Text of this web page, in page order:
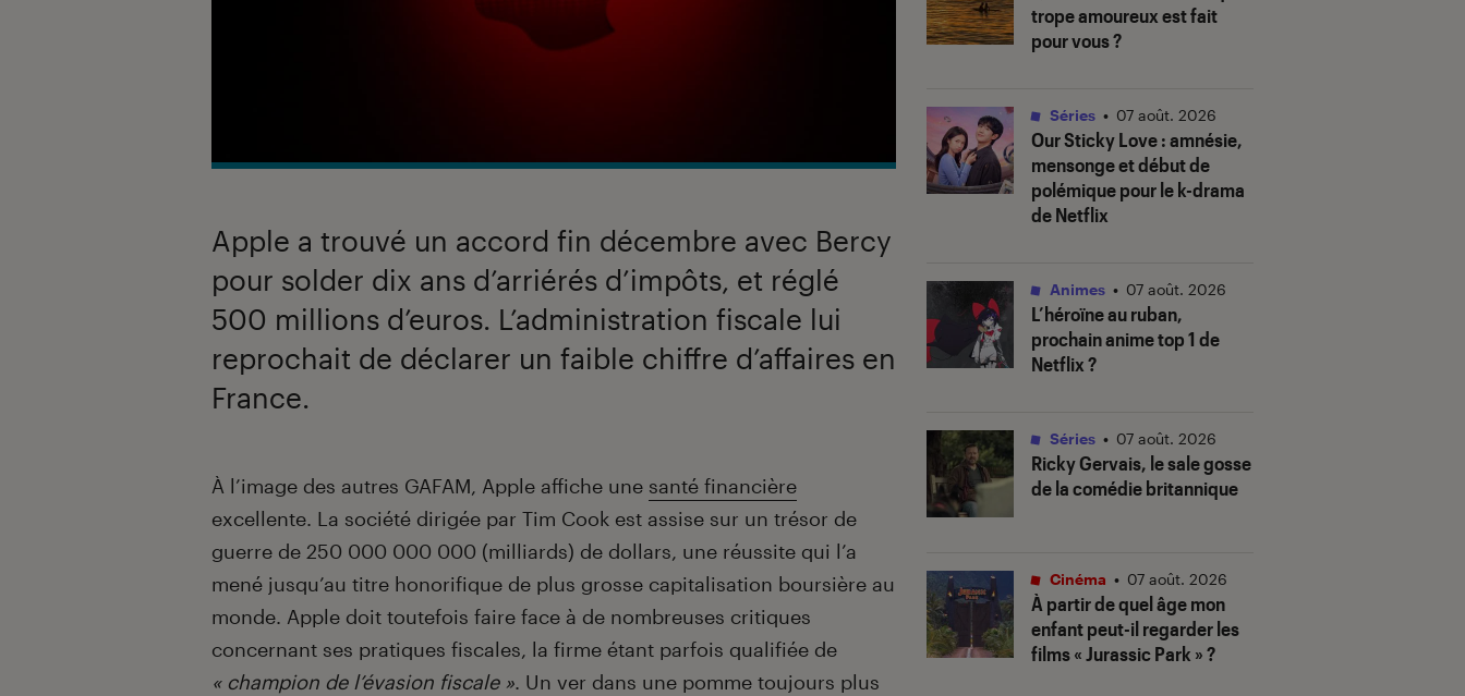
Apple a trouvé un accord fin décembre avec Bercy
pour solder dix ans d’arriérés d’impôts, et réglé
500 millions d’euros. L’administration fiscale lui
reprochait de déclarer un faible chiffre d’affaires en
France.
Introduction
À l’image des autres GAFAM, Apple affiche une santé financière
excellente. La société dirigée par Tim Cook est assise sur un trésor de
guerre de 250 000 000 000 (milliards) de dollars, une réussite qui l’a
mené jusqu’au titre honorifique de plus grosse capitalisation boursière au
monde. Apple doit toutefois faire face à de nombreuses critiques
concernant ses pratiques fiscales, la firme étant parfois qualifiée de
« champion de l’évasion fiscale ». Un ver dans une pomme toujours plus
trope amoureux est fait
pour vous ?
Our Sticky Love: amnésie,
mensonge et début de
polémique pour le k-drama
de Netflix
Séries • 07 août. 2026
L’héroïne au ruban,
prochain anime top 1 de
Netflix ?
Animes • 07 août. 2026
Ricky Gervais, le sale gosse
de la comédie britannique
Séries • 07 août. 2026
À partir de quel âge mon
enfant peut-il regarder les
films « Jurassic Park » ?
Cinéma • 07 août. 2026